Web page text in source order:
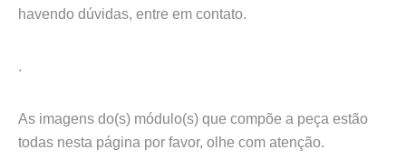
havendo dúvidas, entre em contato.
.
As imagens do(s) módulo(s) que compõe a peça estão
todas nesta página por favor, olhe com atenção.